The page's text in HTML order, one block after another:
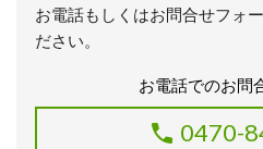
お電話もしくはお問合せフォ
ださい。
お電話でのお問
0470-